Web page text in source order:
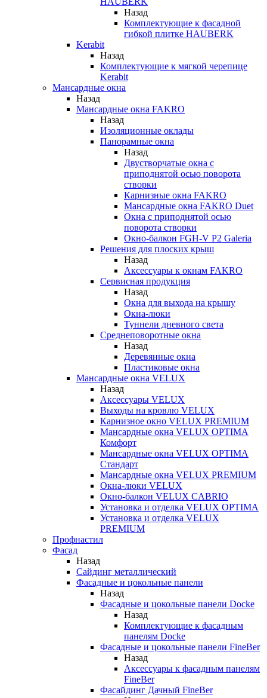
Назад
Комплектующие к фасадной
гибкой плитке HAUBERK
Kerabit
Назад
Комплектующие к мягкой черепице
Kerabit
Мансардные окна
Назад
Мансардные окна FAKRO
Назад
Изоляционные оклады
Панорамные окна
Назад
Двустворчатые окна с
приподнятой осью поворота
створки
Карнизные окна FAKRO
Мансардные окна FAKRO Duet
Окна с приподнятой осью
поворота створки
Окно-балкон FGH-V P2 Galeria
Решения для плоских крыш
Назад
Аксессуары к окнам FAKRO
Сервисная продукция
Назад
Окна для выхода на крышу
Окна-люки
Туннели дневного света
Среднеповоротные окна
Назад
Деревянные окна
Пластиковые окна
Мансардные окна VELUX
Назад
Аксессуары VELUX
Выходы на кровлю VELUX
Карнизное окно VELUX PREMIUM
Мансардные окна VELUX OPTIMA
Комфорт
Мансардные окна VELUX OPTIMA
Стандарт
Мансардные окна VELUX PREMIUM
Окна-люки VELUX
Окно-балкон VELUX CABRIO
Установка и отделка VELUX OPTIMA
Установка и отделка VELUX
PREMIUM
Профнастил
Фасад
Назад
Сайдинг металлический
Фасадные и цокольные панели
Назад
Фасадные и цокольные панели Docke
Назад
Комплектующие к фасадным
панелям Docke
Фасадные и цокольные панели FineBer
Назад
Аксессуары к фасадным панелям
FineBer
Фасайдинг Дачный FineBer